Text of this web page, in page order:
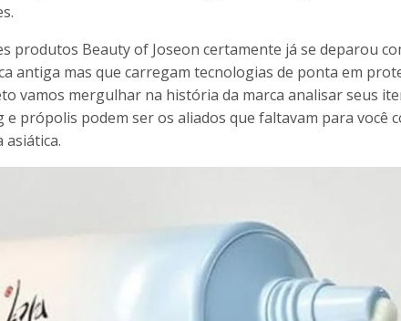
produtos Beauty of Joseon certamente já se deparou
antiga mas que carregam tecnologias de ponta em
vamos mergulhar na história da marca analisar seus
própolis podem ser os aliados que faltavam para você
asiática.